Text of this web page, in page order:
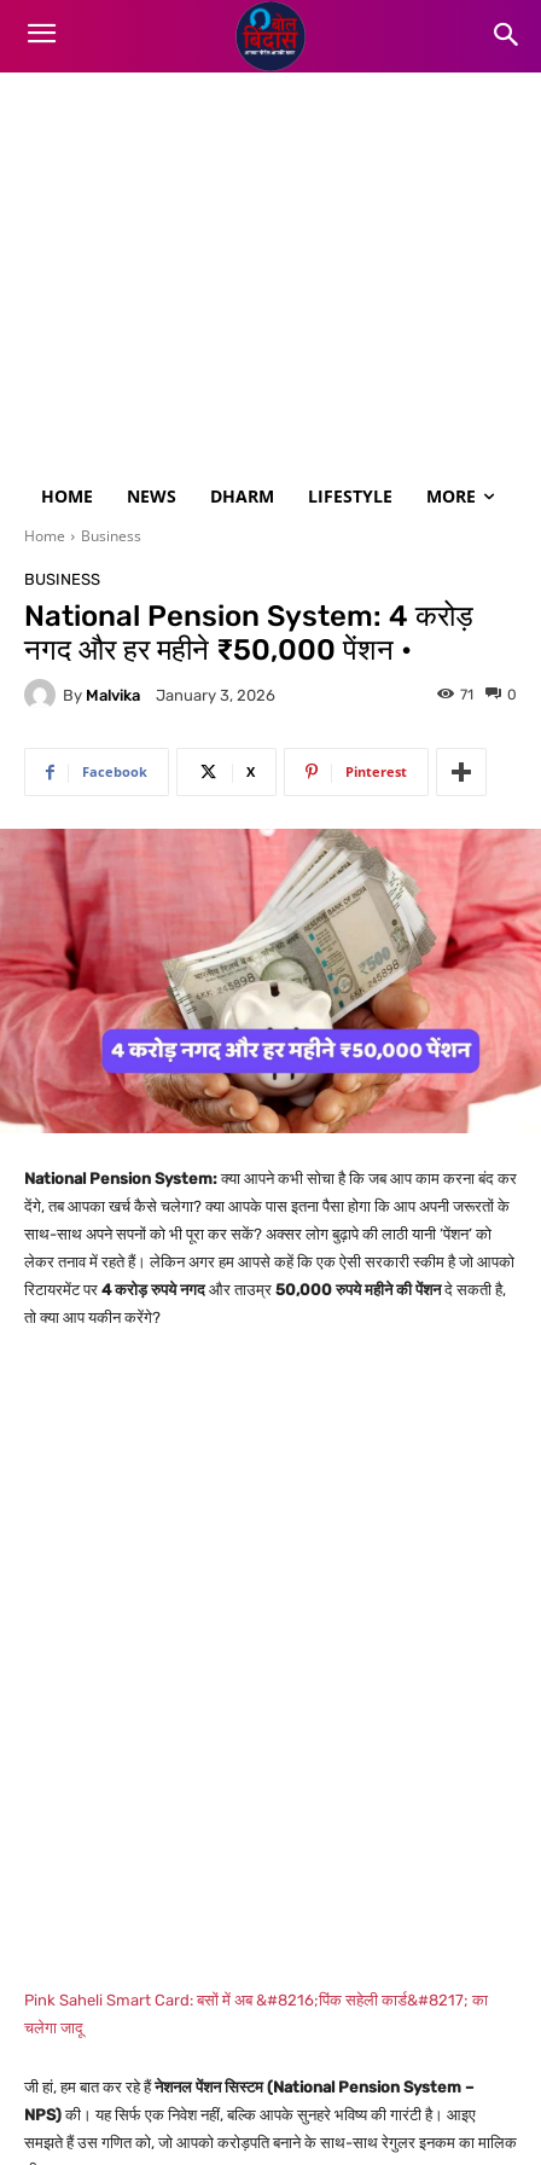
HOME NEWS DHARM LIFESTYLE MORE
Home Business
BUSINESS
National Pension System: 4 करोड़
नगद और हर महीने ₹50,000 पेंशन •
By Malvika January 3, 2026 0
71
Facebook X Pinterest
National Pension System:क्या आपने कभी सोचा है कि जब आप काम करना बंद कर
देंगे, तब आपका खर्च कैसे चलेगा? क्या आपके पास इतना पैसा होगा कि आप अपनी जरूरतों के
साथ-साथ अपने सपनों को भी पूरा कर सकें? अक्सर लोग बुढ़ापे की लाठी यानी ‘पेंशन’ को
लेकर तनाव में रहते हैं। लेकिन अगर हम आपसे कहें कि एक ऐसी सरकारी स्कीम है जो आपको
रिटायरमेंट पर 4 करोड़ रुपये नगदऔर ताउम्र 50,000 रुपये महीने की पेंशनदे सकती है,
तो क्या आप यकीन करेंगे?
Pink Saheli Smart Card: बसों में अब &#8216;पिंक सहेली कार्ड&#8217; का
चलेगा जादू
जी हां, हम बात कर रहे हैंनेशनल पेंशन सिस्टम (National Pension System –
NPS)की। यह सिर्फ एक निवेश नहीं, बल्कि आपके सुनहरे भविष्य की गारंटी है। आइए
समझते हैं उस गणित को, जो आपको करोड़पति बनाने के साथ-साथ रेगुलर इनकम का मालिक